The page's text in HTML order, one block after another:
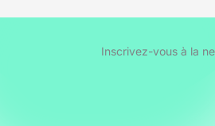
Inscrivez-vous à la